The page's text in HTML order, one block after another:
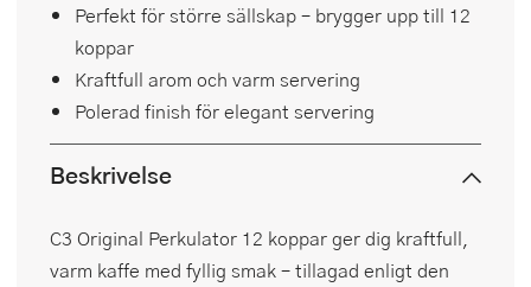
Perfekt för större sällskap – brygger upp till 12
koppar
Kraftfull arom och varm servering
Polerad finish för elegant servering
Beskrivelse
C3 Original Perkulator 12 koppar ger dig kraftfull,
varm kaffe med fyllig smak – tillagad enligt den